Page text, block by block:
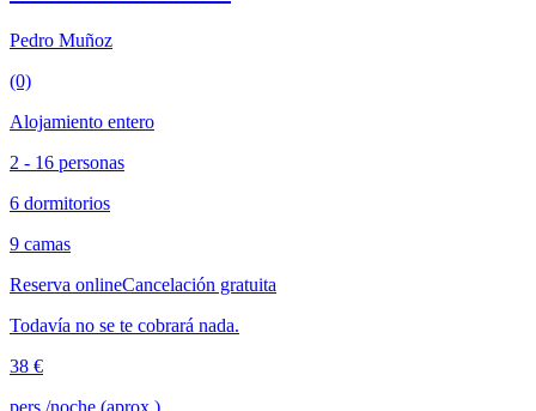
Pedro Muñoz
(0)
Alojamiento entero
2 - 16 personas
6 dormitorios
9 camas
Reserva onlineCancelación gratuita
Todavía no se te cobrará nada.
38 €